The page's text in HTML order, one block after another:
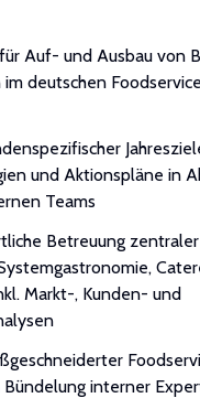
Auf- und Ausbau von
deutschen
und Aktionspläne in
Teams
Betreuung
Markt-, Kunden- und
Bündelung interner